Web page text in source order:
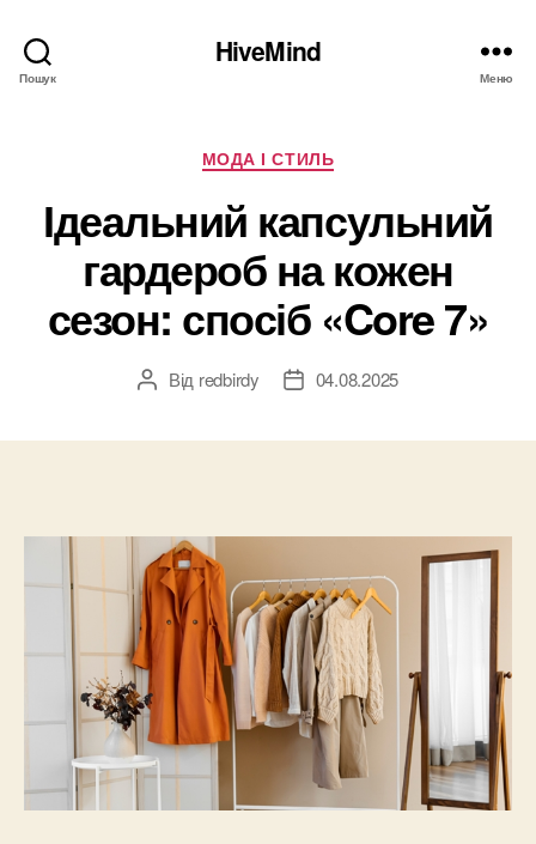
Пошук
HiveMind
Меню
Категорії
МОДА І СТИЛЬ
Ідеальний капсульний
гардероб на кожен
сезон: спосіб «Core 7»
Автор
Від redbirdy
Дата04.08.2025